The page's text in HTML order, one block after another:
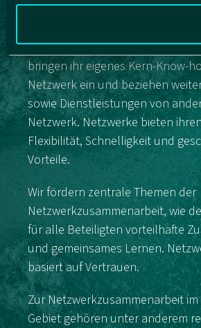
im Geschäftsleben und in der
Wir fördern die
von Muhos, Vaala und Utajärvi.
bringen ihr eigenes Kern-Know-
Netzwerk ein und beziehen
sowie Dienstleistungen von
Netzwerk. Netzwerke bieten
Flexibilität, Schnelligkeit und
Vorteile.
Wir fördern zentrale Themen der
Netzwerkzusammenarbeit, wie
für alle Beteiligten vorteilhafte
und gemeinsames Lernen.
basiert auf Vertrauen.
Zur Netzwerkzusammenarbeit
Gebiet gehören unter anderem